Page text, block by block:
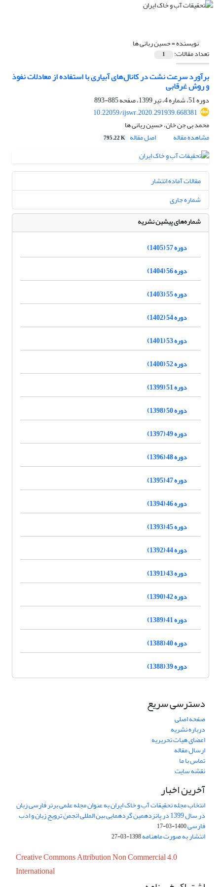
نویسنده =حسین ربانی ها
تعداد مقالات: 1
برآورد سرعت نشت در کانال‌های آبیاری با استفاده از معادلات نفوذ
و روش غرقابی
دوره 51، شماره 4، تیر 1399، صفحه
885-893
10.22059/ijswr.2020.291939.668381
محمد بی جن خان، حسین ربانی ها
مشاهده مقاله
اصل مقاله 795.22 K
مقالات آماده انتشار
شماره جاری
شماره‌های پیشین نشریه
دوره 57 (1405)
دوره 56 (1404)
دوره 55 (1403)
دوره 54 (1402)
دوره 53 (1401)
دوره 52 (1400)
دوره 51 (1399)
دوره 50 (1398)
دوره 49 (1397)
دوره 48 (1396)
دوره 47 (1395)
دوره 46 (1394)
دوره 45 (1393)
دوره 44 (1392)
دوره 43 (1391)
دوره 42 (1390)
دوره 41 (1389)
دوره 40 (1388)
دوره 39 (1388)
دسترسی سریع
صفحه اصلی
درباره نشریه
اعضای هیات تحریریه
ارسال مقاله
تماس با ما
نقشه سایت
آخرین اخبار
انتخاب مجله تحقیقات آب و خاک ایران به عنوان مجله علمی برتر فارسی زبان
در سال 1399 در پانزدهمین گردهمایی بین المللی انجمن ترویج زبان و ادب
فارسی1400-03-17
انتشار به صورت ماهنامه1398-03-27
Creative Commons Attribution Non Commercial 4.0
International